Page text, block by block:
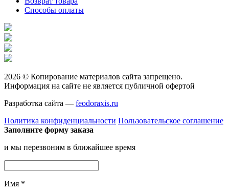
Способы оплаты
2026 © Копирование материалов сайта запрещено.
Информация на сайте не является публичной офертой
Разработка сайта — feodoraxis.ru
Политика конфиденциальности Пользовательское соглашение
Заполните форму заказа
и мы перезвоним в ближайшее время
Имя *